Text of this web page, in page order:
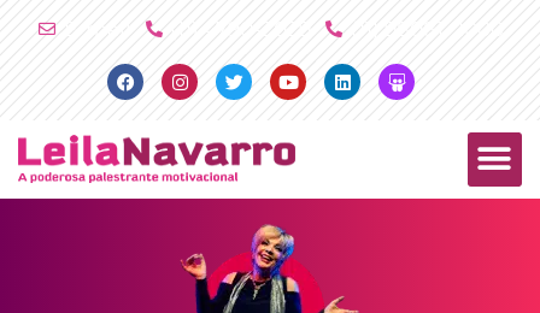
FacebookInstagramTwitterYoutubeLinkedinSlideshare